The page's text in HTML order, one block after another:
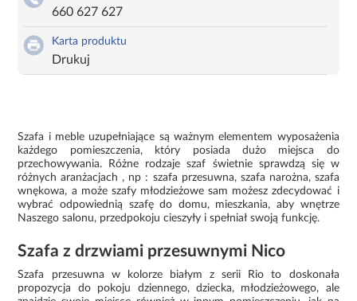
660 627 627
Karta produktu
Drukuj
Szafa i meble uzupełniające są ważnym elementem wyposażenia
każdego pomieszczenia, który posiada dużo miejsca do
przechowywania. Różne rodzaje szaf świetnie sprawdzą się w
różnych aranżacjach , np : szafa przesuwna, szafa narożna, szafa
wnękowa, a może szafy młodzieżowe sam możesz zdecydować i
wybrać odpowiednią szafę do domu, mieszkania, aby wnętrze
Naszego salonu, przedpokoju cieszyły i spełniał swoją funkcję.
Szafa z drzwiami przesuwnymi Nico
Szafa przesuwna w kolorze białym z serii Rio to doskonała
propozycja do pokoju dziennego, dziecka, młodzieżowego, ale